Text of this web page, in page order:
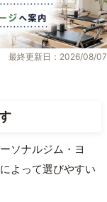
最終更新日：2026/08/07
ソナルジム・ヨ
よって選びやすい